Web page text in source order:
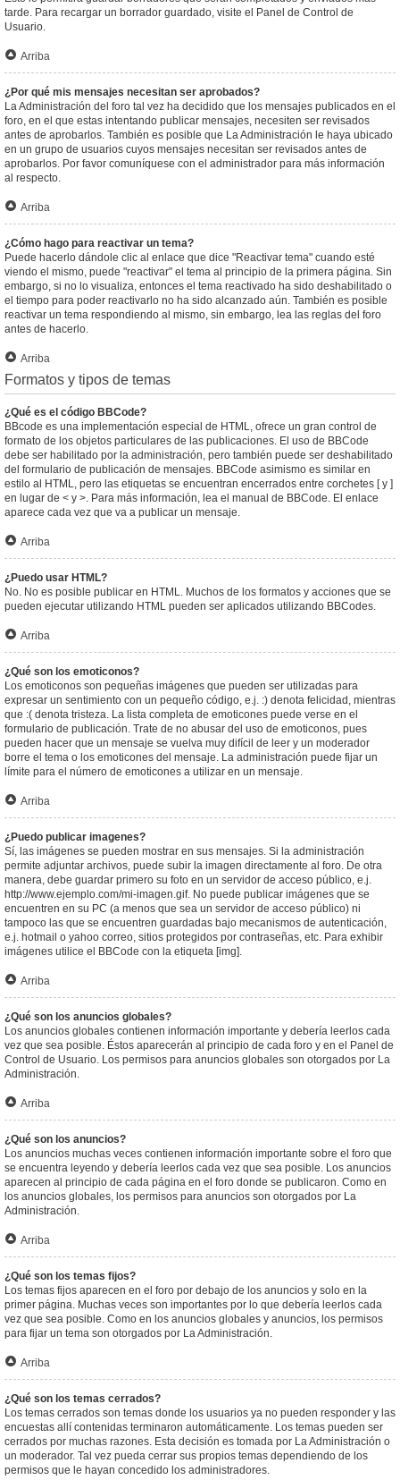
tarde. Para recargar un borrador guardado, visite el Panel de Control de
Usuario.
Arriba
¿Por qué mis mensajes necesitan ser aprobados?
La Administración del foro tal vez ha decidido que los mensajes publicados en el
foro, en el que estas intentando publicar mensajes, necesiten ser revisados
antes de aprobarlos. También es posible que La Administración le haya ubicado
en un grupo de usuarios cuyos mensajes necesitan ser revisados antes de
aprobarlos. Por favor comuníquese con el administrador para más información
al respecto.
Arriba
¿Cómo hago para reactivar un tema?
Puede hacerlo dándole clic al enlace que dice "Reactivar tema" cuando esté
viendo el mismo, puede "reactivar" el tema al principio de la primera página. Sin
embargo, si no lo visualiza, entonces el tema reactivado ha sido deshabilitado o
el tiempo para poder reactivarlo no ha sido alcanzado aún. También es posible
reactivar un tema respondiendo al mismo, sin embargo, lea las reglas del foro
antes de hacerlo.
Arriba
Formatos y tipos de temas
¿Qué es el código BBCode?
BBcode es una implementación especial de HTML, ofrece un gran control de
formato de los objetos particulares de las publicaciones. El uso de BBCode
debe ser habilitado por la administración, pero también puede ser deshabilitado
del formulario de publicación de mensajes. BBCode asimismo es similar en
estilo al HTML, pero las etiquetas se encuentran encerrados entre corchetes [ y ]
en lugar de < y >. Para más información, lea el manual de BBCode. El enlace
aparece cada vez que va a publicar un mensaje.
Arriba
¿Puedo usar HTML?
No. No es posible publicar en HTML. Muchos de los formatos y acciones que se
pueden ejecutar utilizando HTML pueden ser aplicados utilizando BBCodes.
Arriba
¿Qué son los emoticonos?
Los emoticonos son pequeñas imágenes que pueden ser utilizadas para
expresar un sentimiento con un pequeño código, e.j. :) denota felicidad, mientras
que :( denota tristeza. La lista completa de emoticones puede verse en el
formulario de publicación. Trate de no abusar del uso de emoticonos, pues
pueden hacer que un mensaje se vuelva muy difícil de leer y un moderador
borre el tema o los emoticones del mensaje. La administración puede fijar un
límite para el número de emoticones a utilizar en un mensaje.
Arriba
¿Puedo publicar imagenes?
Sí, las imágenes se pueden mostrar en sus mensajes. Si la administración
permite adjuntar archivos, puede subir la imagen directamente al foro. De otra
manera, debe guardar primero su foto en un servidor de acceso público, e.j.
http://www.ejemplo.com/mi-imagen.gif. No puede publicar imágenes que se
encuentren en su PC (a menos que sea un servidor de acceso público) ni
tampoco las que se encuentren guardadas bajo mecanismos de autenticación,
e.j. hotmail o yahoo correo, sitios protegidos por contraseñas, etc. Para exhibir
imágenes utilice el BBCode con la etiqueta [img].
Arriba
¿Qué son los anuncios globales?
Los anuncios globales contienen información importante y debería leerlos cada
vez que sea posible. Éstos aparecerán al principio de cada foro y en el Panel de
Control de Usuario. Los permisos para anuncios globales son otorgados por La
Administración.
Arriba
¿Qué son los anuncios?
Los anuncios muchas veces contienen información importante sobre el foro que
se encuentra leyendo y debería leerlos cada vez que sea posible. Los anuncios
aparecen al principio de cada página en el foro donde se publicaron. Como en
los anuncios globales, los permisos para anuncios son otorgados por La
Administración.
Arriba
¿Qué son los temas fijos?
Los temas fijos aparecen en el foro por debajo de los anuncios y solo en la
primer página. Muchas veces son importantes por lo que debería leerlos cada
vez que sea posible. Como en los anuncios globales y anuncios, los permisos
para fijar un tema son otorgados por La Administración.
Arriba
¿Qué son los temas cerrados?
Los temas cerrados son temas donde los usuarios ya no pueden responder y las
encuestas allí contenidas terminaron automáticamente. Los temas pueden ser
cerrados por muchas razones. Esta decisión es tomada por La Administración o
un moderador. Tal vez pueda cerrar sus propios temas dependiendo de los
permisos que le hayan concedido los administradores.